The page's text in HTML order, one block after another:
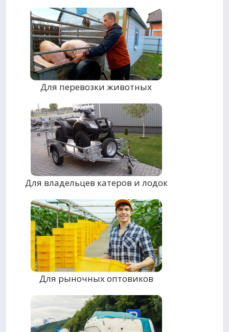
Для перевозки животных
Для владельцев катеров и лодок
Для рыночных оптовиков